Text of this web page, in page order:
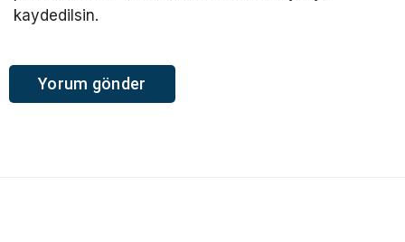
kaydedilsin.